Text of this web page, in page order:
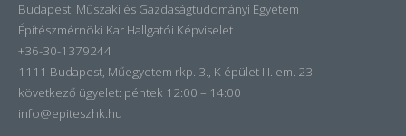
Budapesti Műszaki és Gazdaságtudományi Egyetem
Építészmérnöki Kar Hallgatói Képviselet
+36-30-1379244
1111 Budapest, Műegyetem rkp. 3., K épület III. em. 23.
következő ügyelet: péntek 12:00 – 14:00
info@epiteszhk.hu